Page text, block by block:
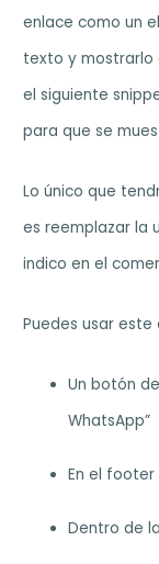
enlace como un
texto y mostrarlo
el siguiente
para que se
Lo único que
es reemplazar la
indico en el
Puedes usar
Un botón
WhatsApp”
En el
Dentro de